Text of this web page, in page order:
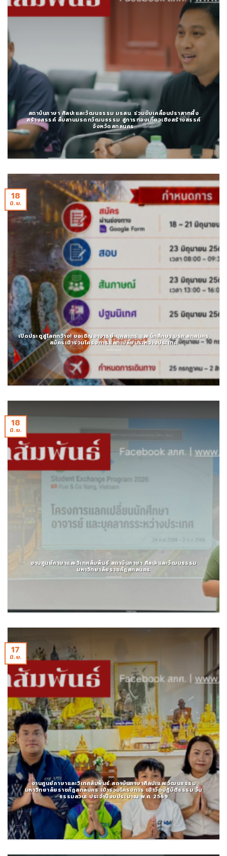
สถาบันภาษา ศิลปะและวัฒนธรรม มรสน. ร่วมขับเคลื่อนปราสาทผึ้ง
สร้างสรรค์ สืบสานมรดกวัฒนธรรม สู่การท่องเที่ยวเชิงสร้างสรรค์
จังหวัดสกลนคร
เปิดประตูสู่โลกกว้าง! ขอเชิญอาจารย์ บุคลากร และนักศึกษา มรภ.สกลนคร
สมัครเข้าร่วมโครงการแลกเปลี่ยนระหว่างประเทศ
18
มิ.ย.
งานศูนย์ภาษาและวิเทศสัมพันธ์ สถาบันภาษา ศิลปะและวัฒนธรรม
มหาวิทยาลัยราชภัฏสกลนคร
18
มิ.ย.
งานศูนย์ภาษาและวิเทศสัมพันธ์ สถาบันภาษาศิลปะและวัฒนธรรม
มหาวิทยาลัยราชภัฏสกลนคร เข้าร่วมโครงการ เข้าวัดปฏิบัติธรรม วัน
ธรรมสวนะ ประจำปีงบประมาณ พ.ศ. 2569
17
มิ.ย.